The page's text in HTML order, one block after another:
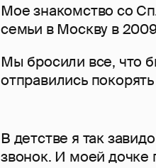
Мое знакомство со
семьи в Москву в
Мы бросили все, что
отправились
В детстве я так
звонок. И моей дочке